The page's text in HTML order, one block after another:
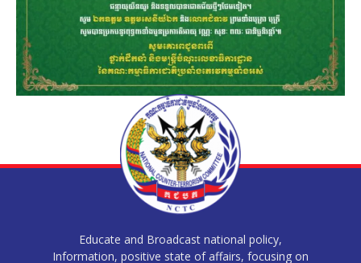
Educate and Broadcast national policy,
Information, positive state of affairs, focusing on